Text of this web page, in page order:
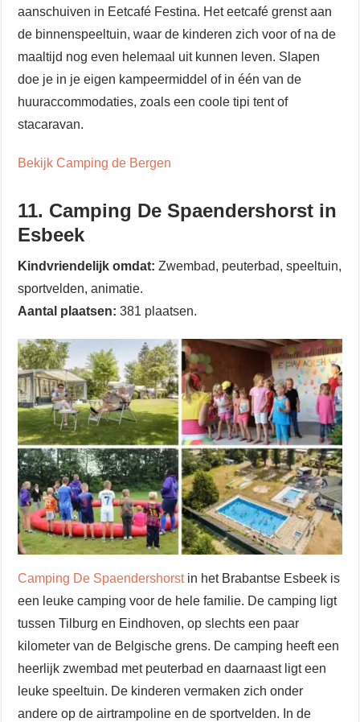
aanschuiven in Eetcafé Festina. Het eetcafé grenst aan
de binnenspeeltuin, waar de kinderen zich voor of na de
maaltijd nog even helemaal uit kunnen leven. Slapen
doe je in je eigen kampeermiddel of in één van de
huuraccommodaties, zoals een coole tipi tent of
stacaravan.
Bekijk Camping de Bergen
11. Camping De Spaendershorst in
Esbeek
Kindvriendelijk omdat: Zwembad, peuterbad, speeltuin,
sportvelden, animatie.
Aantal plaatsen:381 plaatsen.
Camping De Spaendershorstin het Brabantse Esbeek is
een leuke camping voor de hele familie. De camping ligt
tussen Tilburg en Eindhoven, op slechts een paar
kilometer van de Belgische grens. De camping heeft een
heerlijk zwembad met peuterbad en daarnaast ligt een
leuke speeltuin. De kinderen vermaken zich onder
andere op de airtrampoline en de sportvelden. In de